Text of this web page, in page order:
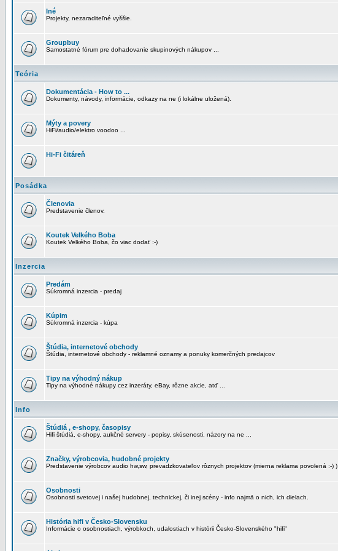
Iné
Projekty, nezaraditeľné vyššie.
Groupbuy
Samostatné fórum pre dohadovanie skupinových nákupov ...
Teória
Dokumentácia - How to ...
Dokumenty, návody, informácie, odkazy na ne (i lokálne uložená).
Mýty a povery
HiFi/audio/elektro voodoo ...
Hi-Fi čitáreň
Posádka
Členovia
Predstavenie členov.
Koutek Velkého Boba
Koutek Velkého Boba, čo viac dodať :-)
Inzercia
Predám
Súkromná inzercia - predaj
Kúpim
Súkromná inzercia - kúpa
Štúdia, internetové obchody
Štúdia, internetové obchody - reklamné oznamy a ponuky komerčných predajcov
Tipy na výhodný nákup
Tipy na výhodné nákupy cez inzeráty, eBay, rôzne akcie, atď ...
Info
Štúdiá , e-shopy, časopisy
Hifi štúdiá, e-shopy, aukčné servery - popisy, skúsenosti, názory na ne ...
Značky, výrobcovia, hudobné projekty
Predstavenie výrobcov audio hw,sw, prevadzkovateľov rôznych projektov (mierna reklama povolená :-) )
Osobnosti
Osobnosti svetovej i našej hudobnej, technickej, či inej scény - info najmä o nich, ich dielach.
História hifi v Česko-Slovensku
Informácie o osobnostiach, výrobkoch, udalostiach v histórii Česko-Slovenského "hifi"